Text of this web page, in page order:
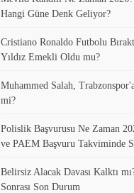
Hangi Güne Denk Geliyor?
Cristiano Ronaldo Futbolu
Yıldız Emekli Oldu mu?
Muhammed Salah,
mi?
Polislik Başvurusu Ne Zaman
ve PAEM Başvuru Takviminde
Belirsiz Alacak Davası Kalktı
Sonrası Son Durum